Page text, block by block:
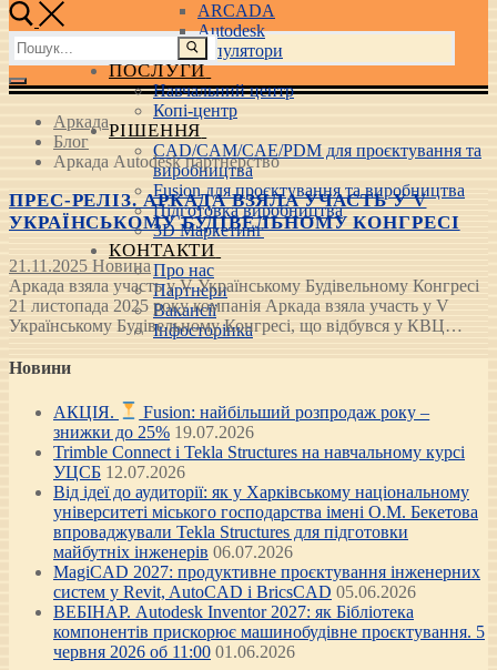
ARCADA
Autodesk
3D маніпулятори
ПОСЛУГИ
Навчальний центр
Копі-центр
РІШЕННЯ
CAD/CAM/CAE/PDM для проєктування та
виробництва
Fusion для проєктування та виробництва
Підготовка виробництва
3D Маркетинг
КОНТАКТИ
Про нас
Партнери
Вакансії
Інфосторінка
Пошук:
Аркада
Блог
Аркада Autodesk партнерство
ПРЕС-РЕЛІЗ. АРКАДА ВЗЯЛА УЧАСТЬ У V
УКРАЇНСЬКОМУ БУДІВЕЛЬНОМУ КОНГРЕСІ
21.11.2025 Новина
Аркада взяла участь у V Українському Будівельному Конгресі
21 листопада 2025 року компанія Аркада взяла участь у V
Українському Будівельному Конгресі, що відбувся у КВЦ…
Новини
АКЦІЯ.
Fusion: найбільший розпродаж року –
знижки до 25% 19.07.2026
Trimble Connect і Tekla Structures на навчальному курсі
УЦСБ 12.07.2026
Від ідеї до аудиторії: як у Харківському національному
університеті міського господарства імені О.М. Бекетова
впроваджували Tekla Structures для підготовки
майбутніх інженерів 06.07.2026
MagiCAD 2027: продуктивне проєктування інженерних
систем у Revit, AutoCAD і BricsCAD 05.06.2026
ВЕБІНАР. Autodesk Inventor 2027: як Бібліотека
компонентів прискорює машинобудівне проєктування. 5
червня 2026 об 11:00 01.06.2026